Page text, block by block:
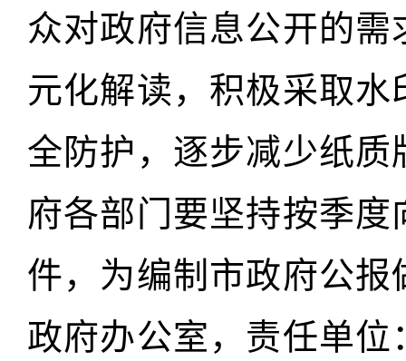
众对政府信息公开的
元化解读，积极采取
全防护，逐步减少纸
府各部门要坚持按季
件，为编制市政府公
政府办公室，责任单